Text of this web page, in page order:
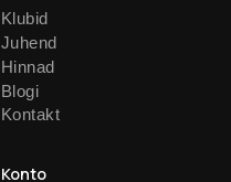
Klubid
Juhend
Hinnad
Blogi
Kontakt
Konto